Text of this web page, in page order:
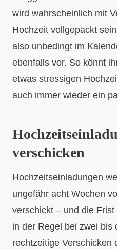
wird wahrscheinlich mit
Hochzeit vollgepackt
also unbedingt im
ebenfalls vor. So könnt
etwas stressigen
auch immer wieder ein
verschicken
Hochzeitseinladungen
ungefähr acht Wochen
verschickt – und die
in der Regel bei zwei bis
rechtzeitige Verschicken